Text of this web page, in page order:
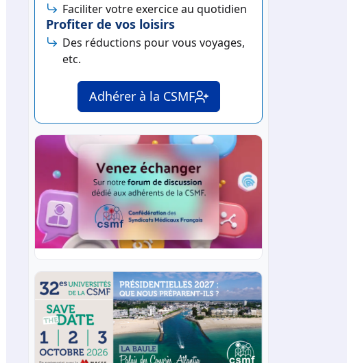
Faciliter votre exercice au quotidien
Profiter de vos loisirs
Des réductions pour vous voyages,
etc.
Adhérer à la CSMF